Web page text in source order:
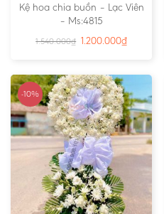
Kệ hoa chia buồn – Lạc Viên
– Ms:4815
1.540.000₫ 1.200.000₫
-10%